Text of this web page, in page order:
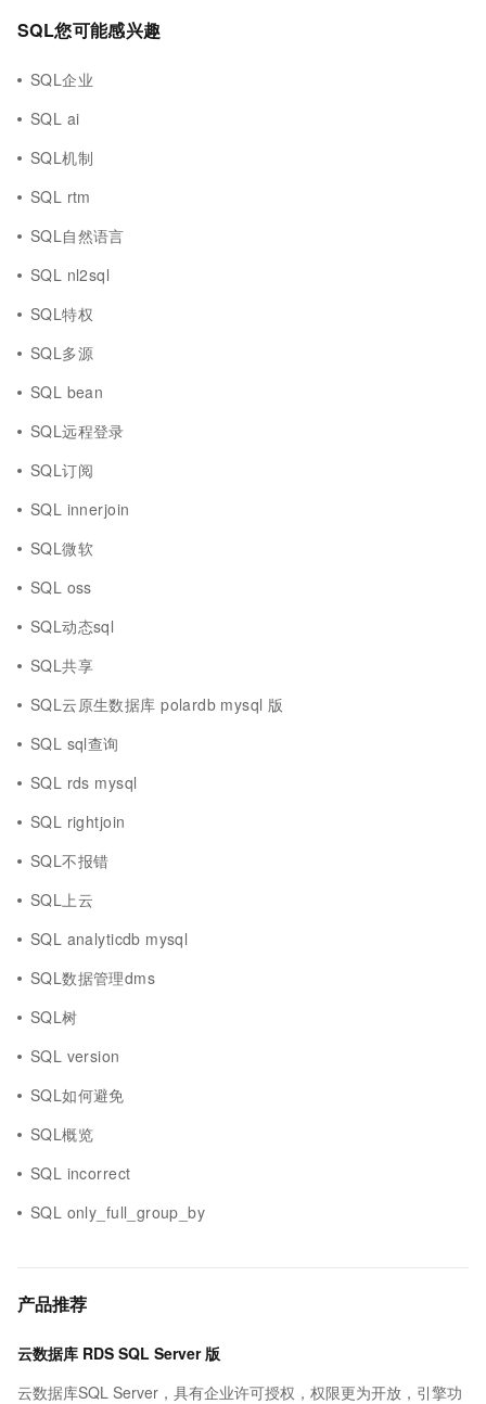
SQL您可能感兴趣
SQL企业
SQL ai
SQL机制
SQL rtm
SQL自然语言
SQL nl2sql
SQL特权
SQL多源
SQL bean
SQL远程登录
SQL订阅
SQL innerjoin
SQL微软
SQL oss
SQL动态sql
SQL共享
SQL云原生数据库 polardb mysql 版
SQL sql查询
SQL rds mysql
SQL rightjoin
SQL不报错
SQL上云
SQL analyticdb mysql
SQL数据管理dms
SQL树
SQL version
SQL如何避免
SQL概览
SQL incorrect
SQL only_full_group_by
产品推荐
云数据库 RDS SQL Server 版
云数据库SQL Server，具有企业许可授权，权限更为开放，引擎功